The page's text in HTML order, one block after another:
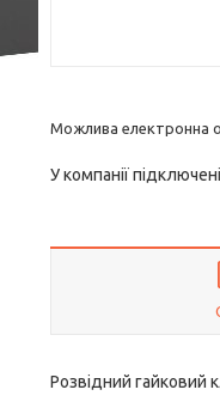
У компанії
Розвідний гайковий